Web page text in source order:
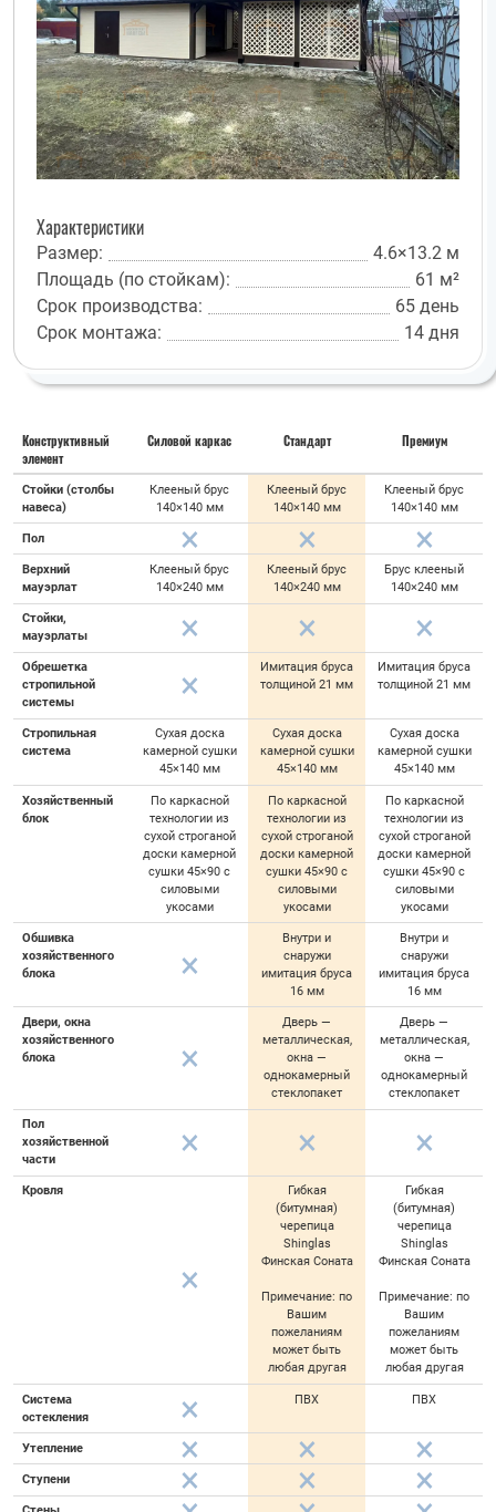
Характеристики
Размер:
4.6×13.2 м
Площадь (по стойкам):
61 м²
Срок производства:
65 день
Срок монтажа:
14 дня
Конструктивный
элемент
Силовой каркас Стандарт Премиум
Стойки (столбы
навеса)
Клееный брус
140×140 мм
Клееный брус
140×140 мм
Клееный брус
140×140 мм
Пол
Верхний
мауэрлат
Клееный брус
140×240 мм
Клееный брус
140×240 мм
Брус клееный
140×240 мм
Стойки,
мауэрлаты
Обрешетка
стропильной
системы
Имитация бруса
толщиной 21 мм
Имитация бруса
толщиной 21 мм
Стропильная
система
Сухая доска
камерной сушки
45×140 мм
Сухая доска
камерной сушки
45×140 мм
Сухая доска
камерной сушки
45×140 мм
Хозяйственный
блок
По каркасной
технологии из
сухой строганой
доски камерной
сушки 45×90 с
силовыми
укосами
По каркасной
технологии из
сухой строганой
доски камерной
сушки 45×90 с
силовыми
укосами
По каркасной
технологии из
сухой строганой
доски камерной
сушки 45×90 с
силовыми
укосами
Обшивка
хозяйственного
блока
Внутри и
снаружи
имитация бруса
16 мм
Внутри и
снаружи
имитация бруса
16 мм
Двери, окна
хозяйственного
блока
Дверь —
металлическая,
окна —
однокамерный
стеклопакет
Дверь —
металлическая,
окна —
однокамерный
стеклопакет
Пол
хозяйственной
части
Кровля
Гибкая
(битумная)
черепица
Shinglas
Финская Соната
Примечание: по
Вашим
пожеланиям
может быть
любая другая
Гибкая
(битумная)
черепица
Shinglas
Финская Соната
Примечание: по
Вашим
пожеланиям
может быть
любая другая
Система
остекления
ПВХ ПВХ
Утепление
Ступени